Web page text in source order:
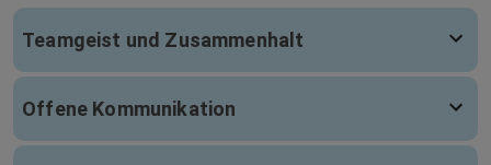
Teamgeist und Zusammenhalt
Offene Kommunikation